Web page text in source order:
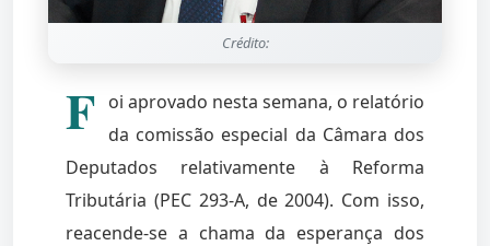
Crédito:
F oi aprovado nesta semana, o relatório
da comissão especial da Câmara dos
Deputados relativamente à Reforma
Tributária (PEC 293-A, de 2004). Com isso,
reacende-se a chama da esperança dos